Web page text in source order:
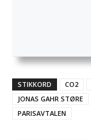
STIKKORD CO2
JONAS GAHR STØRE
PARISAVTALEN